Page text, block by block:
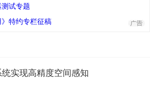
试专题
》特约专栏征稿
实现高精度空间感知